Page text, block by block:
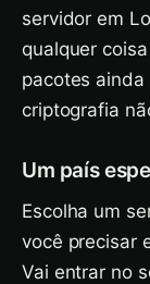
servidor em
qualquer
pacotes
criptografia
Um país
Escolha um
você precisar
Vai entrar no